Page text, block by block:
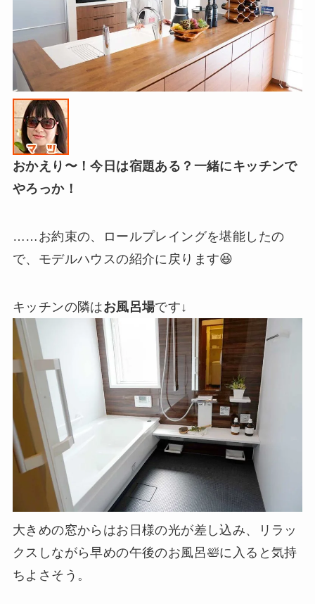
おかえり〜！今日は宿題ある？一緒にキッチンで
やろっか！
……お約束の、ロールプレイングを堪能したの
で、モデルハウスの紹介に戻ります😆
キッチンの隣はお風呂場です↓
大きめの窓からはお日様の光が差し込み、リラッ
クスしながら早めの午後のお風呂🛀に入ると気持
ちよさそう。